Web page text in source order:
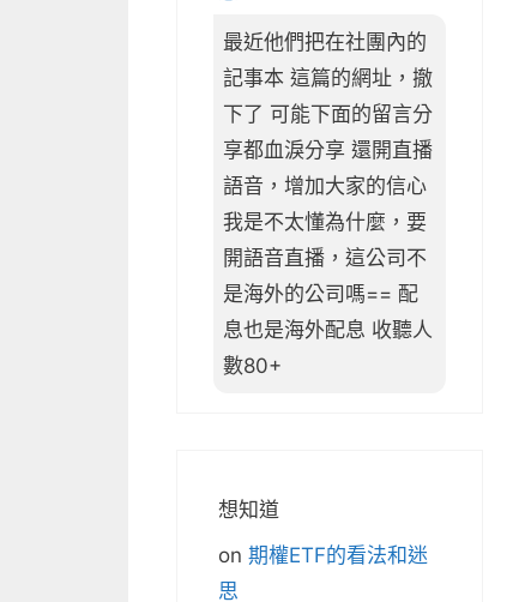
最近他們把在社團內的
記事本 這篇的網址，撤
下了 可能下面的留言分
享都血淚分享 還開直播
語音，增加大家的信心
我是不太懂為什麼，要
開語音直播，這公司不
是海外的公司嗎== 配
息也是海外配息 收聽人
數80+
想知道
on 期權ETF的看法和迷
思